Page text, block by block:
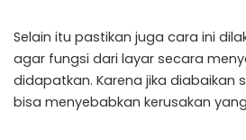
Selain itu pastikan juga cara ini
agar fungsi dari layar secara
didapatkan. Karena jika diabaikan
bisa menyebabkan kerusakan